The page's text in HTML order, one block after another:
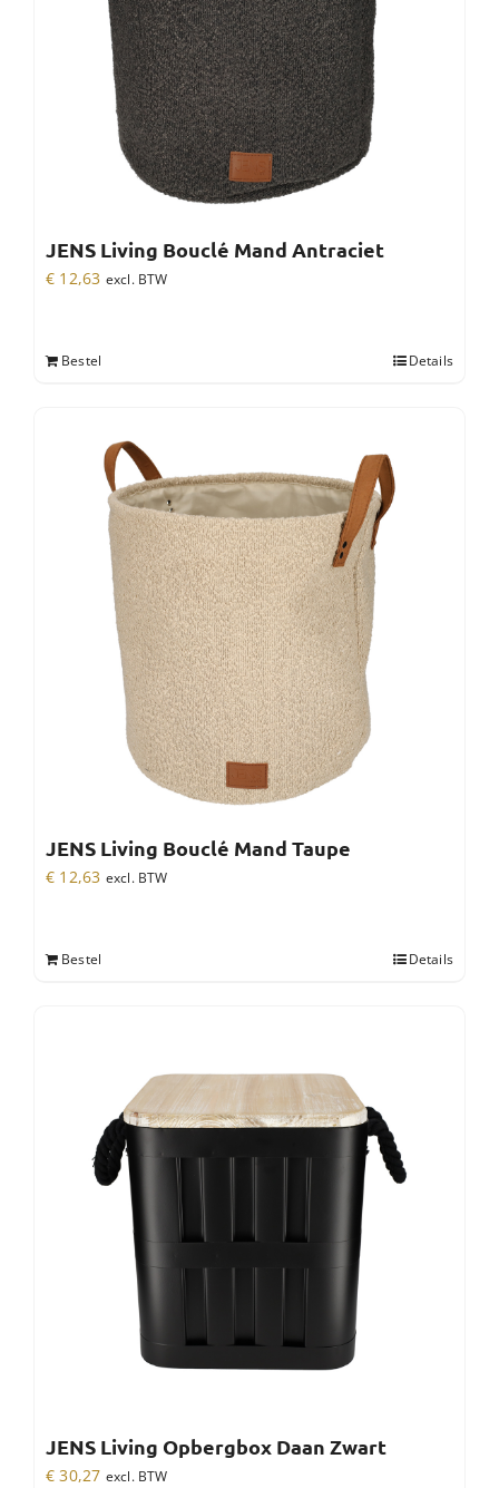
JENS Living Bouclé Mand Antraciet
€ 12,63 excl. BTW
Bestel Details
JENS Living Bouclé Mand Taupe
€ 12,63 excl. BTW
Bestel Details
JENS Living Opbergbox Daan Zwart
€ 30,27 excl. BTW